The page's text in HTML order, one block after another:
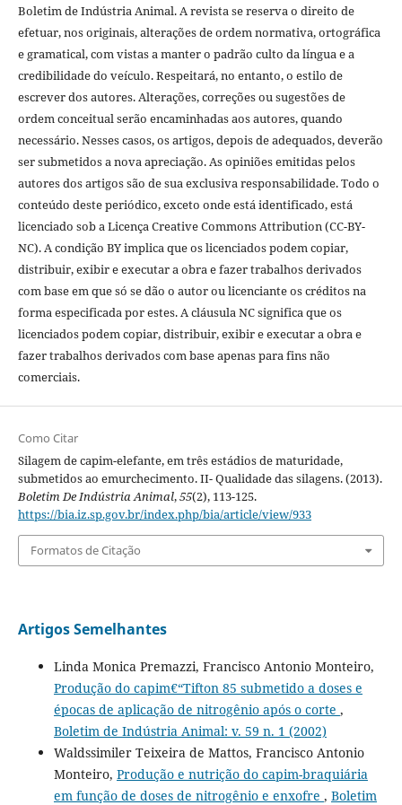
Boletim de Indústria Animal. A revista se reserva o direito de
efetuar, nos originais, alterações de ordem normativa, ortográfica
e gramatical, com vistas a manter o padrão culto da língua e a
credibilidade do veículo. Respeitará, no entanto, o estilo de
escrever dos autores. Alterações, correções ou sugestões de
ordem conceitual serão encaminhadas aos autores, quando
necessário. Nesses casos, os artigos, depois de adequados, deverão
ser submetidos a nova apreciação. As opiniões emitidas pelos
autores dos artigos são de sua exclusiva responsabilidade. Todo o
conteúdo deste periódico, exceto onde está identificado, está
licenciado sob a Licença Creative Commons Attribution (CC-BY-
NC). A condição BY implica que os licenciados podem copiar,
distribuir, exibir e executar a obra e fazer trabalhos derivados
com base em que só se dão o autor ou licenciante os créditos na
forma especificada por estes. A cláusula NC significa que os
licenciados podem copiar, distribuir, exibir e executar a obra e
fazer trabalhos derivados com base apenas para fins não
comerciais.
Como Citar
Silagem de capim-elefante, em três estádios de maturidade,
submetidos ao emurchecimento. II- Qualidade das silagens. (2013).
Boletim De Indústria Animal,55(2), 113-125.
https://bia.iz.sp.gov.br/index.php/bia/article/view/933
Formatos de Citação
Artigos Semelhantes
Linda Monica Premazzi, Francisco Antonio Monteiro,
Produção do capim€“Tifton 85 submetido a doses e
épocas de aplicação de nitrogênio após o corte ,
Boletim de Indústria Animal: v. 59 n. 1 (2002)
Waldssimiler Teixeira de Mattos, Francisco Antonio
Monteiro, Produção e nutrição do capim-braquiária
em função de doses de nitrogênio e enxofre , Boletim